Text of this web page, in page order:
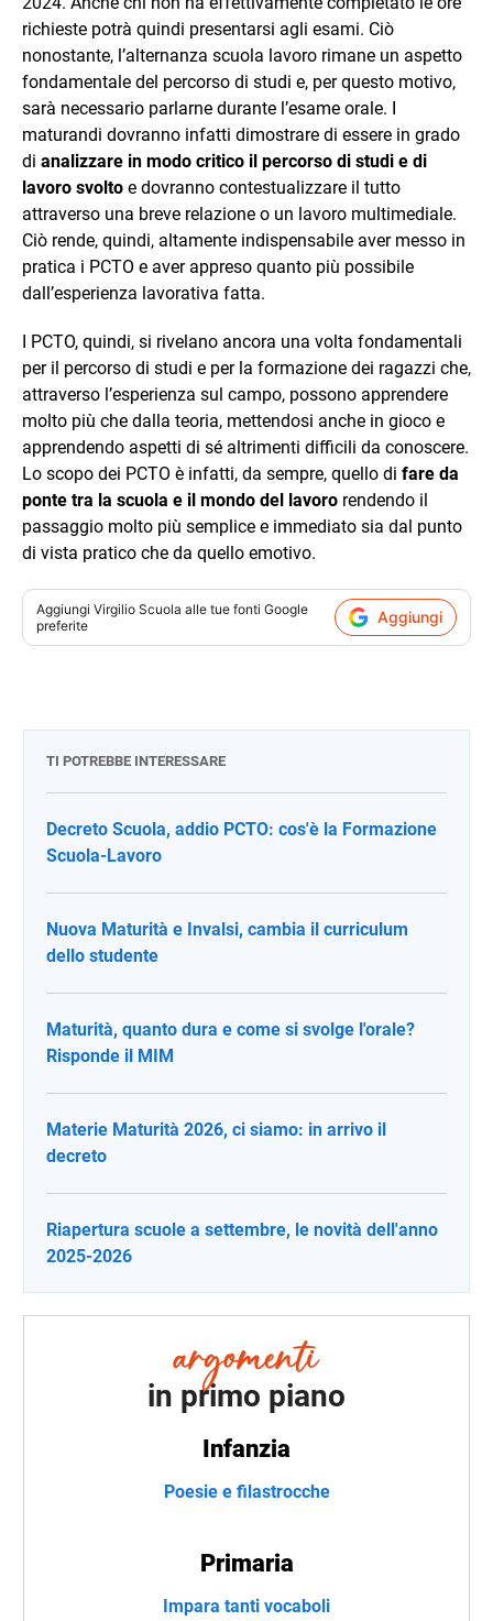
richieste potrà quindi presentarsi agli esami. Ciò
nonostante, l’alternanza scuola lavoro rimane un aspetto
fondamentale del percorso di studi e, per questo motivo,
sarà necessario parlarne durante l’esame orale. I
maturandi dovranno infatti dimostrare di essere in grado
di analizzare in modo critico il percorso di studi e di
lavoro svolto e dovranno contestualizzare il tutto
attraverso una breve relazione o un lavoro multimediale.
Ciò rende, quindi, altamente indispensabile aver messo in
pratica i PCTO e aver appreso quanto più possibile
dall’esperienza lavorativa fatta.
I PCTO, quindi, si rivelano ancora una volta fondamentali
per il percorso di studi e per la formazione dei ragazzi che,
attraverso l’esperienza sul campo, possono apprendere
molto più che dalla teoria, mettendosi anche in gioco e
apprendendo aspetti di sé altrimenti difficili da conoscere.
Lo scopo dei PCTO è infatti, da sempre, quello di fare da
ponte tra la scuola e il mondo del lavoro rendendo il
passaggio molto più semplice e immediato sia dal punto
di vista pratico che da quello emotivo.
Aggiungi Virgilio Scuola alle tue fonti Google
preferite
Aggiungi
TI POTREBBE INTERESSARE
Decreto Scuola, addio PCTO: cos'è la Formazione
Scuola-Lavoro
Nuova Maturità e Invalsi, cambia il curriculum
dello studente
Maturità, quanto dura e come si svolge l'orale?
Risponde il MIM
Materie Maturità 2026, ci siamo: in arrivo il
decreto
Riapertura scuole a settembre, le novità dell'anno
2025-2026
in primo piano
Infanzia
Poesie e filastrocche
Primaria
Impara tanti vocaboli